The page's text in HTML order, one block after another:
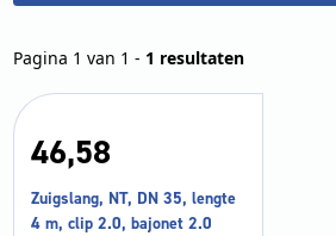
Pagina 1 van 1 - 1 resultaten
46,58
Zuigslang, NT, DN 35, lengte
4 m, clip 2.0, bajonet 2.0